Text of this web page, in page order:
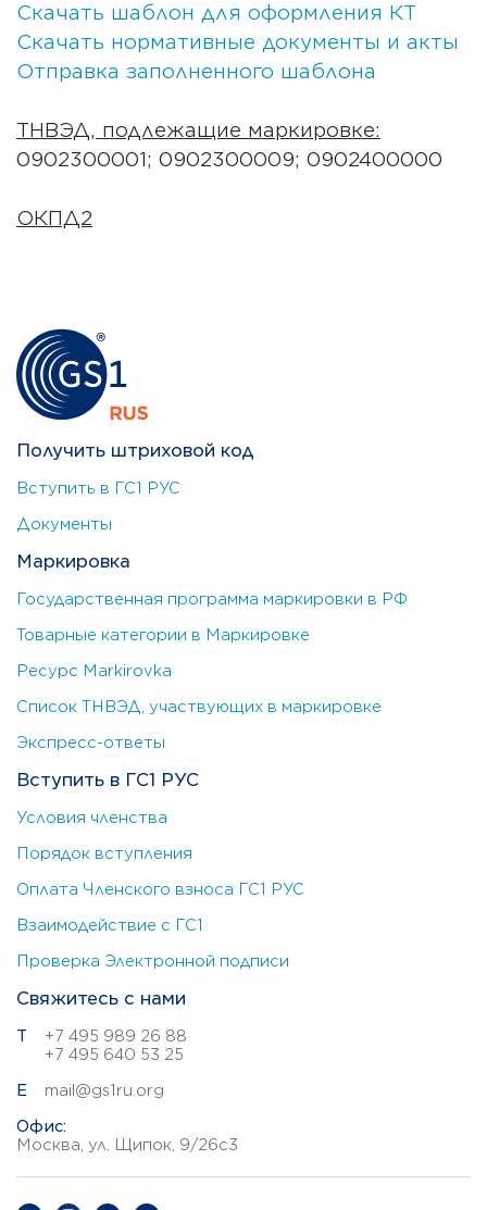
Скачать шаблон для оформления КТ
Скачать нормативные документы и акты
Отправка заполненного шаблона
ТНВЭД, подлежащие маркировке:
0902300001; 0902300009; 0902400000
ОКПД2
Получить штриховой код
Вступить в ГС1 РУС
Документы
Маркировка
Государственная программа маркировки в РФ
Товарные категории в Маркировке
Ресурс Markirovka
Список ТНВЭД, участвующих в маркировке
Экспресс-ответы
Вступить в ГС1 РУС
Условия членства
Порядок вступления
Оплата Членского взноса ГС1 РУС
Взаимодействие с ГС1
Проверка Электронной подписи
Свяжитесь с нами
Т
+7 495 989 26 88
+7 495 640 53 25
E mail@gs1ru.org
Офис:
Москва, ул. Щипок, 9/26с3